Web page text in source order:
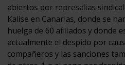
abiertos por represalias
Kalise en Canarias, donde se
huelga de 60 afiliados y donde
actualmente el despido por
compañeros y las sanciones